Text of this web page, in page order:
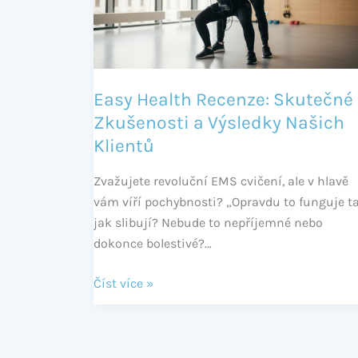
Easy Health Recenze: Skutečné
Zkušenosti a Výsledky Našich
Klientů
Zvažujete revoluční EMS cvičení, ale v hlavě
vám víří pochybnosti? „Opravdu to funguje
jak slibují? Nebude to nepříjemné nebo
dokonce bolestivé?…
a
Výsledky
Číst více »